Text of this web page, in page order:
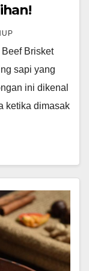
Brisket
sapi yang
ini dikenal
ketika dimasak